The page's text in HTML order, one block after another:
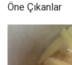
Öne Çıkanlar